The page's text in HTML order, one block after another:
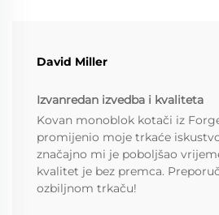
David Miller
Izvanredan izvedba i kvaliteta
Kovan monoblok kotači iz
promijenio moje trkaće
značajno mi je poboljšao
kvalitet je bez premca.
ozbiljnom trkaču!